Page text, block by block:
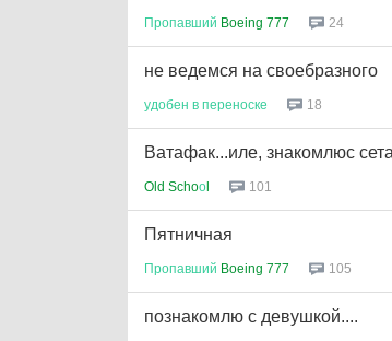
Пропавший Boeing 777 24
не ведемся на своебразного
удобен в переноске 18
Ватафак...иле, знакомлюс
Old Schoоl 101
Пятничная
Пропавший Boeing 777 105
познакомлю с девушкой....